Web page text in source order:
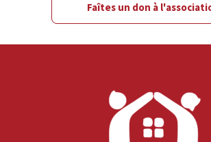
Faîtes un don à